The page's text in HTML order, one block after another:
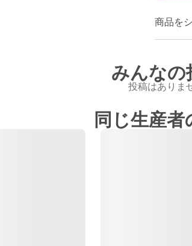
商品を
みんなの
投稿はありま
同じ生産者